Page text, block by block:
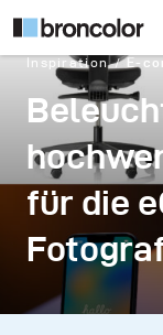
Inspiration E-
für die